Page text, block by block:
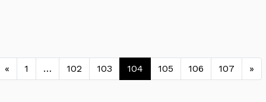
de entradas
« 1 … 102 103 104 105 106 107 »